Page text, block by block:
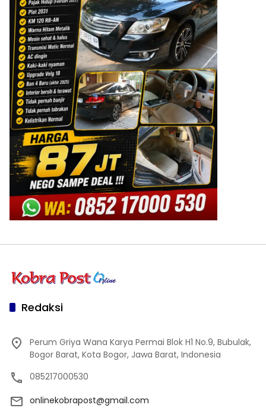
Redaksi
Perum Griya Wana Karya Permai Blok H1 No.9, Bubulak,
Bogor Barat, Kota Bogor, Jawa Barat, Indonesia
085217000530
onlinekobrapost@gmail.com